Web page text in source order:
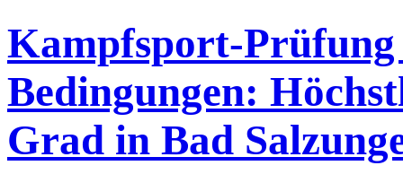
Kampfsport-Prüfung
Bedingungen:
Grad in Bad